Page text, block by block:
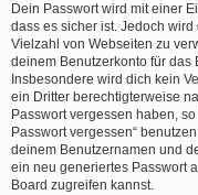
Dein Passwort wird mit einer
dass es sicher ist. Jedoch
Vielzahl von Webseiten zu
deinem Benutzerkonto für das
Insbesondere wird dich kein
ein Dritter berechtigterweise
Passwort vergessen haben,
Passwort vergessen“
deinem Benutzernamen und
ein neu generiertes Passwort
Board zugreifen kannst.